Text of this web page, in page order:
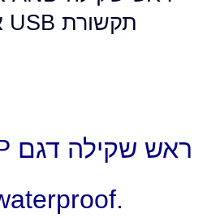
תקשורת USB אופציה BT
ראש שקילה דגם FG-D-CWP